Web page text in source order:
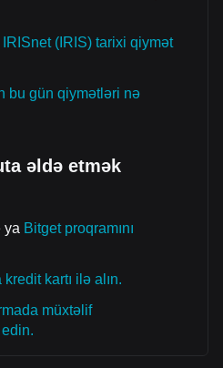
(IRIS) tarixi qiymət
bu gün qiymətləri nə
əldə etmək
ya Bitget proqramını
kartı ilə alın.
müxtəlif